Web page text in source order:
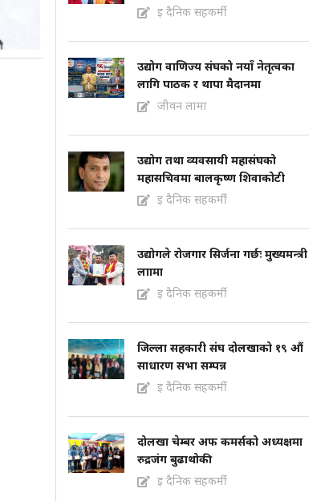
इ दैनिक सहकर्मी
उद्योग वाणिज्य संघको नयाँ नेतृत्वका
लागि पाठक र थापा मैदानमा
जीवन लामा
उद्योग तथा व्यवसायी महासंघको
महासचिवमा बालकृष्ण शिवाकोटी
इ दैनिक सहकर्मी
उद्योगले रोजगार सिर्जना गर्छः मुख्यमन्त्री
लाामा
इ दैनिक सहकर्मी
जिल्ला सहकारी संघ दोलखाको १९ औं
साधारण सभा सम्पन्न
इ दैनिक सहकर्मी
दोलखा चेम्बर अफ कमर्सको अध्यक्षमा
रुद्रजंग बुढाथोकी
इ दैनिक सहकर्मी